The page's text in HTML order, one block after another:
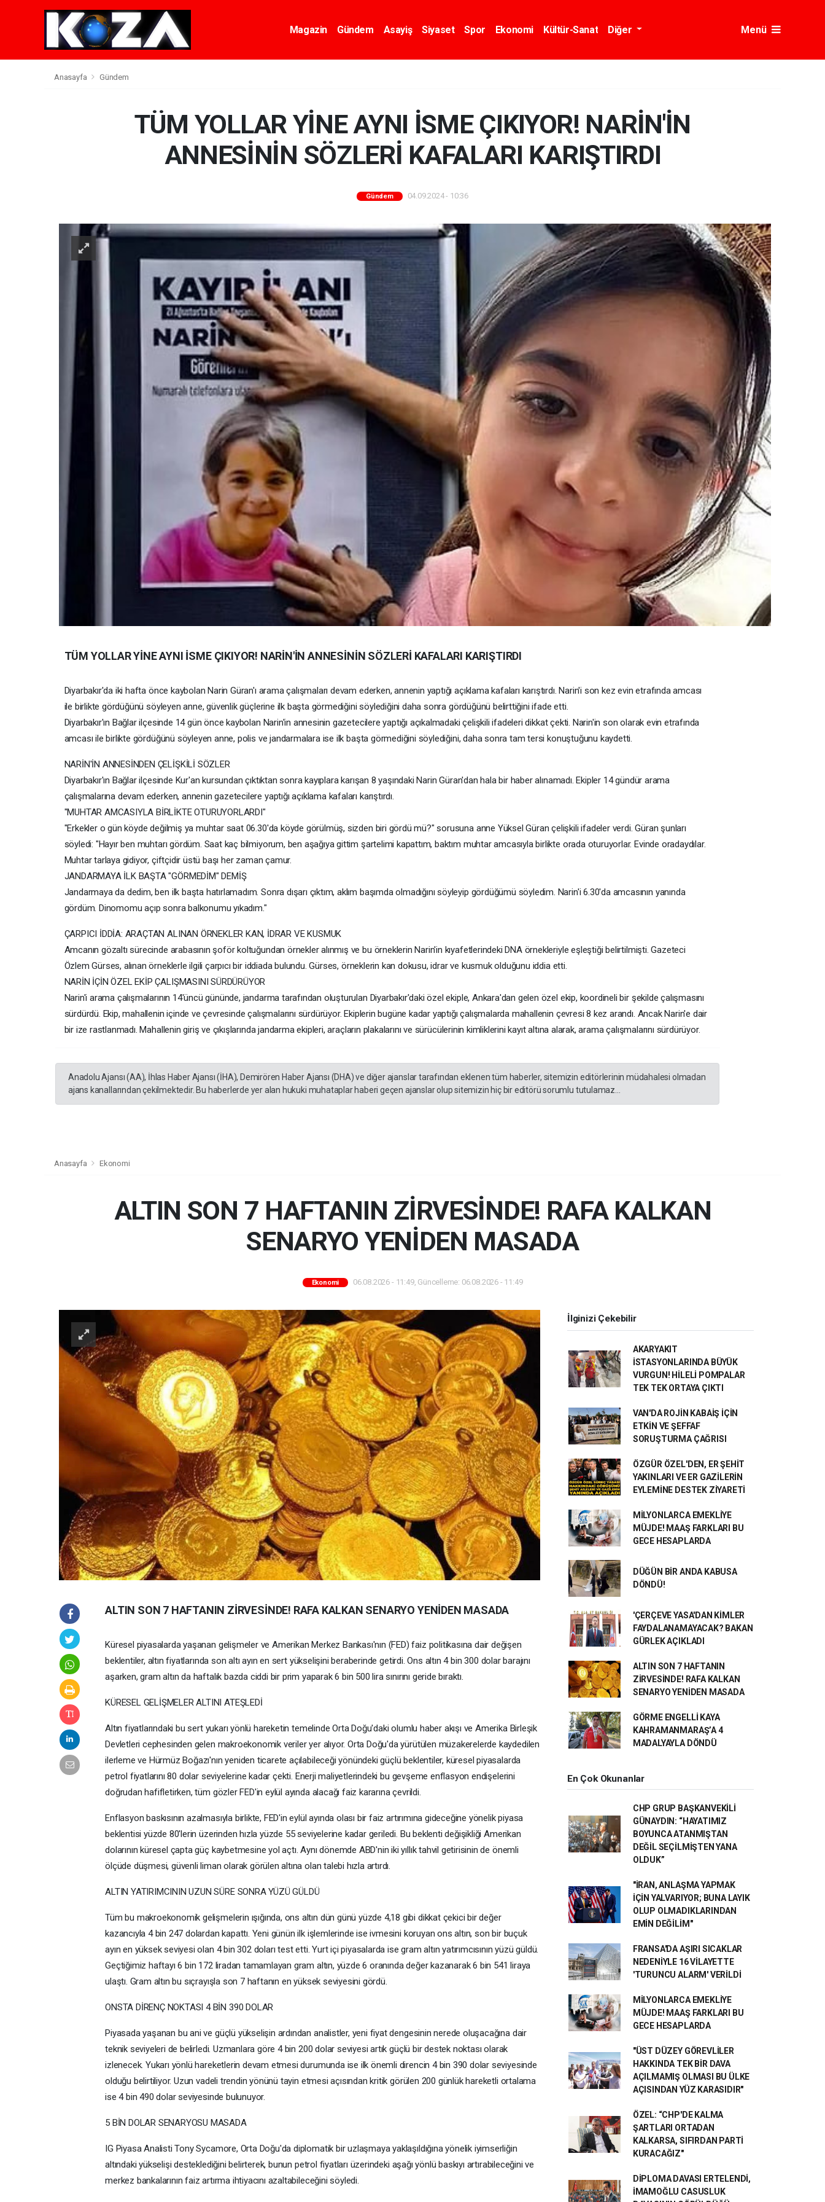
Magazin Gündem Asayiş Siyaset Spor Ekonomi Kültür-Sanat Diğer Menü
Anasayfa Gündem
TÜM YOLLAR YİNE AYNI İSME ÇIKIYOR! NARİN'İN
ANNESİNİN SÖZLERİ KAFALARI KARIŞTIRDI
Gündem 04.09.2024 - 10:36
TÜM YOLLAR YİNE AYNI İSME ÇIKIYOR! NARİN'İN ANNESİNİN SÖZLERİ KAFALARI KARIŞTIRDI
Diyarbakır'da iki hafta önce kaybolan Narin Güran'ı arama çalışmaları devam ederken, annenin yaptığı açıklama kafaları karıştırdı. Narin'i son kez evin etrafında amcası
ile birlikte gördüğünü söyleyen anne, güvenlik güçlerine ilk başta görmediğini söylediğini daha sonra gördüğünü belirttiğini ifade etti.
Diyarbakır'ın Bağlar ilçesinde 14 gün önce kaybolan Narin'in annesinin gazetecilere yaptığı açıkalmadaki çelişkili ifadeleri dikkat çekti. Narin'in son olarak evin etrafında
amcası ile birlikte gördüğünü söyleyen anne, polis ve jandarmalara ise ilk başta görmediğini söylediğini, daha sonra tam tersi konuştuğunu kaydetti.
NARİN'İN ANNESİNDEN ÇELİŞKİLİ SÖZLER
Diyarbakır'ın Bağlar ilçesinde Kur'an kursundan çıktıktan sonra kayıplara karışan 8 yaşındaki Narin Güran'dan hala bir haber alınamadı. Ekipler 14 gündür arama
çalışmalarına devam ederken, annenin gazetecilere yaptığı açıklama kafaları karıştırdı.
"MUHTAR AMCASIYLA BİRLİKTE OTURUYORLARDI"
"Erkekler o gün köyde değilmiş ya muhtar saat 06.30'da köyde görülmüş, sizden biri gördü mü?" sorusuna anne Yüksel Güran çelişkili ifadeler verdi. Güran şunları
söyledi: "Hayır ben muhtarı gördüm. Saat kaç bilmiyorum, ben aşağıya gittim şartelimi kapattım, baktım muhtar amcasıyla birlikte orada oturuyorlar. Evinde oradaydılar.
Muhtar tarlaya gidiyor, çiftçidir üstü başı her zaman çamur.
JANDARMAYA İLK BAŞTA "GÖRMEDİM" DEMİŞ
Jandarmaya da dedim, ben ilk başta hatırlamadım. Sonra dışarı çıktım, aklım başımda olmadığını söyleyip gördüğümü söyledim. Narin'i 6.30'da amcasının yanında
gördüm. Dinomomu açıp sonra balkonumu yıkadım."
ÇARPICI İDDİA: ARAÇTAN ALINAN ÖRNEKLER KAN, İDRAR VE KUSMUK
Amcanın gözaltı sürecinde arabasının şoför koltuğundan örnekler alınmış ve bu örneklerin Narin'in kıyafetlerindeki DNA örnekleriyle eşleştiği belirtilmişti. Gazeteci
Özlem Gürses, alınan örneklerle ilgili çarpıcı bir iddiada bulundu. Gürses, örneklerin kan dokusu, idrar ve kusmuk olduğunu iddia etti.
NARİN İÇİN ÖZEL EKİP ÇALIŞMASINI SÜRDÜRÜYOR
Narin'i arama çalışmalarının 14'üncü gününde, jandarma tarafından oluşturulan Diyarbakır'daki özel ekiple, Ankara'dan gelen özel ekip, koordineli bir şekilde çalışmasını
sürdürdü. Ekip, mahallenin içinde ve çevresinde çalışmalarını sürdürüyor. Ekiplerin bugüne kadar yaptığı çalışmalarda mahallenin çevresi 8 kez arandı. Ancak Narin'e dair
bir ize rastlanmadı. Mahallenin giriş ve çıkışlarında jandarma ekipleri, araçların plakalarını ve sürücülerinin kimliklerini kayıt altına alarak, arama çalışmalarını sürdürüyor.
Anadolu Ajansı (AA), İhlas Haber Ajansı (İHA), Demirören Haber Ajansı (DHA) ve diğer ajanslar tarafından eklenen tüm haberler, sitemizin editörlerinin müdahalesi olmadan
ajans kanallarından çekilmektedir. Bu haberlerde yer alan hukuki muhataplar haberi geçen ajanslar olup sitemizin hiç bir editörü sorumlu tutulamaz...
Anasayfa Ekonomi
ALTIN SON 7 HAFTANIN ZİRVESİNDE! RAFA KALKAN
SENARYO YENİDEN MASADA
Ekonomi 06.08.2026 - 11:49, Güncelleme: 06.08.2026 - 11:49
ALTIN SON 7 HAFTANIN ZİRVESİNDE! RAFA KALKAN SENARYO YENİDEN MASADA
Küresel piyasalarda yaşanan gelişmeler ve Amerikan Merkez Bankası'nın (FED) faiz politikasına dair değişen
beklentiler, altın fiyatlarında son altı ayın en sert yükselişini beraberinde getirdi. Ons altın 4 bin 300 dolar barajını
aşarken, gram altın da haftalık bazda ciddi bir prim yaparak 6 bin 500 lira sınırını geride bıraktı.
KÜRESEL GELİŞMELER ALTINI ATEŞLEDİ
Altın fiyatlarındaki bu sert yukarı yönlü hareketin temelinde Orta Doğu'daki olumlu haber akışı ve Amerika Birleşik
Devletleri cephesinden gelen makroekonomik veriler yer alıyor. Orta Doğu'da yürütülen müzakerelerde kaydedilen
ilerleme ve Hürmüz Boğazı'nın yeniden ticarete açılabileceği yönündeki güçlü beklentiler, küresel piyasalarda
petrol fiyatlarını 80 dolar seviyelerine kadar çekti. Enerji maliyetlerindeki bu gevşeme enflasyon endişelerini
doğrudan hafifletirken, tüm gözler FED'in eylül ayında alacağı faiz kararına çevrildi.
Enflasyon baskısının azalmasıyla birlikte, FED'in eylül ayında olası bir faiz artırımına gideceğine yönelik piyasa
beklentisi yüzde 80'lerin üzerinden hızla yüzde 55 seviyelerine kadar geriledi. Bu beklenti değişikliği Amerikan
dolarının küresel çapta güç kaybetmesine yol açtı. Aynı dönemde ABD'nin iki yıllık tahvil getirisinin de önemli
ölçüde düşmesi, güvenli liman olarak görülen altına olan talebi hızla artırdı.
ALTIN YATIRIMCININ UZUN SÜRE SONRA YÜZÜ GÜLDÜ
Tüm bu makroekonomik gelişmelerin ışığında, ons altın dün günü yüzde 4,18 gibi dikkat çekici bir değer
kazancıyla 4 bin 247 dolardan kapattı. Yeni günün ilk işlemlerinde ise ivmesini koruyan ons altın, son bir buçuk
ayın en yüksek seviyesi olan 4 bin 302 doları test etti. Yurt içi piyasalarda ise gram altın yatırımcısının yüzü güldü.
Geçtiğimiz haftayı 6 bin 172 liradan tamamlayan gram altın, yüzde 6 oranında değer kazanarak 6 bin 541 liraya
ulaştı. Gram altın bu sıçrayışla son 7 haftanın en yüksek seviyesini gördü.
ONSTA DİRENÇ NOKTASI 4 BİN 390 DOLAR
Piyasada yaşanan bu ani ve güçlü yükselişin ardından analistler, yeni fiyat dengesinin nerede oluşacağına dair
teknik seviyeleri de belirledi. Uzmanlara göre 4 bin 200 dolar seviyesi artık güçlü bir destek noktası olarak
izlenecek. Yukarı yönlü hareketlerin devam etmesi durumunda ise ilk önemli direncin 4 bin 390 dolar seviyesinde
olduğu belirtiliyor. Uzun vadeli trendin yönünü tayin etmesi açısından kritik görülen 200 günlük hareketli ortalama
ise 4 bin 490 dolar seviyesinde bulunuyor.
5 BİN DOLAR SENARYOSU MASADA
IG Piyasa Analisti Tony Sycamore, Orta Doğu'da diplomatik bir uzlaşmaya yaklaşıldığına yönelik iyimserliğin
altındaki yükselişi desteklediğini belirterek, bunun petrol fiyatları üzerindeki aşağı yönlü baskıyı artırabileceğini ve
merkez bankalarının faiz artırma ihtiyacını azaltabileceğini söyledi.
İlginizi Çekebilir
AKARYAKIT
İSTASYONLARINDA BÜYÜK
VURGUN! HİLELİ POMPALAR
TEK TEK ORTAYA ÇIKTI
VAN'DA ROJİN KABAİŞ İÇİN
ETKİN VE ŞEFFAF
SORUŞTURMA ÇAĞRISI
ÖZGÜR ÖZEL'DEN, ER ŞEHİT
YAKINLARI VE ER GAZİLERİN
EYLEMİNE DESTEK ZİYARETİ
MİLYONLARCA EMEKLİYE
MÜJDE! MAAŞ FARKLARI BU
GECE HESAPLARDA
DÜĞÜN BİR ANDA KABUSA
DÖNDÜ!
'ÇERÇEVE YASA'DAN KİMLER
FAYDALANAMAYACAK? BAKAN
GÜRLEK AÇIKLADI
ALTIN SON 7 HAFTANIN
ZİRVESİNDE! RAFA KALKAN
SENARYO YENİDEN MASADA
GÖRME ENGELLİ KAYA
KAHRAMANMARAŞ’A 4
MADALYAYLA DÖNDÜ
En Çok Okunanlar
CHP GRUP BAŞKANVEKİLİ
GÜNAYDIN: “HAYATIMIZ
BOYUNCA ATANMIŞTAN
DEĞİL SEÇİLMİŞTEN YANA
OLDUK”
"İRAN, ANLAŞMA YAPMAK
İÇİN YALVARIYOR; BUNA LAYIK
OLUP OLMADIKLARINDAN
EMİN DEĞİLİM"
FRANSA'DA AŞIRI SICAKLAR
NEDENİYLE 16 VİLAYETTE
'TURUNCU ALARM' VERİLDİ
MİLYONLARCA EMEKLİYE
MÜJDE! MAAŞ FARKLARI BU
GECE HESAPLARDA
"ÜST DÜZEY GÖREVLİLER
HAKKINDA TEK BİR DAVA
AÇILMAMIŞ OLMASI BU ÜLKE
AÇISINDAN YÜZ KARASIDIR"
ÖZEL: “CHP'DE KALMA
ŞARTLARI ORTADAN
KALKARSA, SIFIRDAN PARTİ
KURACAĞIZ"
DİPLOMA DAVASI ERTELENDİ,
İMAMOĞLU CASUSLUK